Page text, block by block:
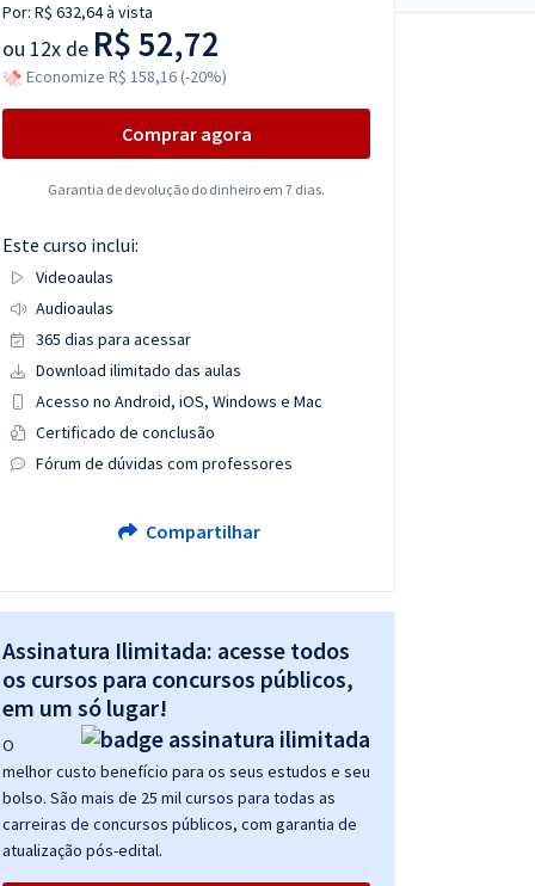
Por: R$ 632,64à vista
ou 12x de R$ 52,72
Economize R$ 158,16 (-20%)
Comprar agora
Garantia de devolução do dinheiro em 7 dias.
Este curso inclui:
Videoaulas
Audioaulas
365 dias para acessar
Download ilimitado das aulas
Acesso no Android, iOS, Windows e Mac
Certificado de conclusão
Fórum de dúvidas com professores
Compartilhar
Assinatura Ilimitada: acesse todos
os cursos para concursos públicos,
em um só lugar!
O
melhor custo benefício para os seus estudos e seu
bolso. São mais de 25 mil cursos para todas as
carreiras de concursos públicos, com garantia de
atualização pós-edital.